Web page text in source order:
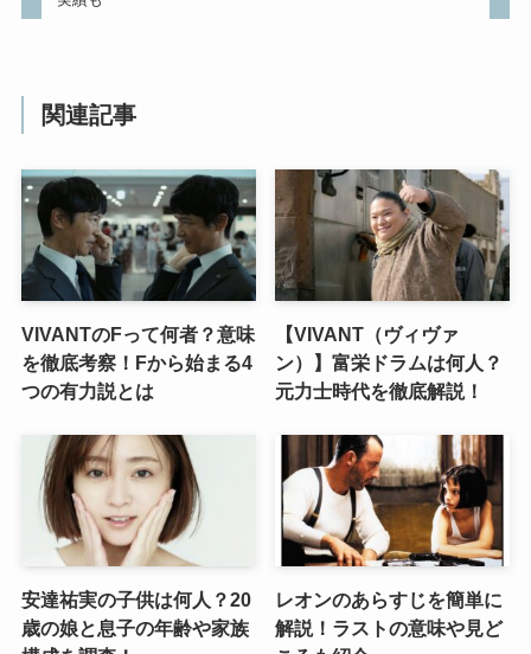
関連記事
VIVANTのFって何者？意味
を徹底考察！Fから始まる4
つの有力説とは
【VIVANT（ヴィヴァ
ン）】富栄ドラムは何人？
元力士時代を徹底解説！
安達祐実の子供は何人？20
歳の娘と息子の年齢や家族
レオンのあらすじを簡単に
解説！ラストの意味や見ど